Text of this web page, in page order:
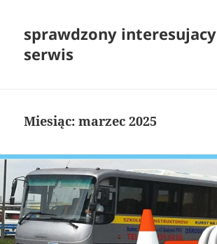
sprawdzony interesujacy
serwis
Miesiąc:marzec 2025